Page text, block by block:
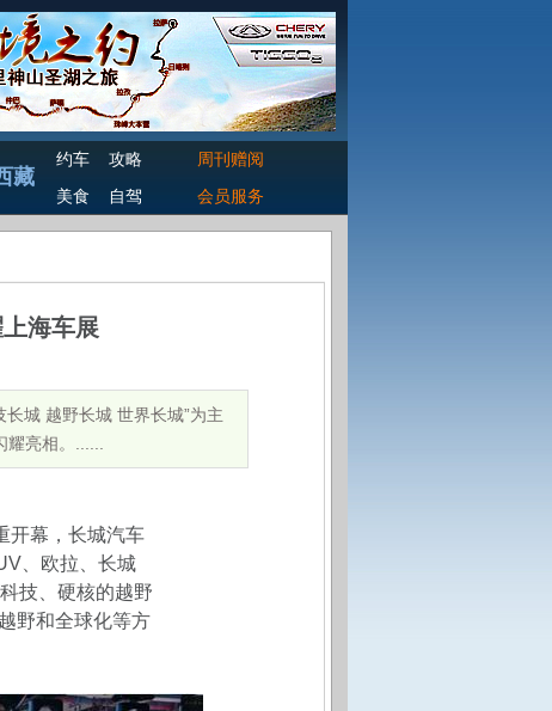
藏
约车
攻略
美食
自驾
周刊赠阅
会员服务
海车展
城 越野长城 世界长城”为主
亮相。......
开幕 ，长城汽车
、欧拉、长城
技、硬核的越野
野和全球化等方